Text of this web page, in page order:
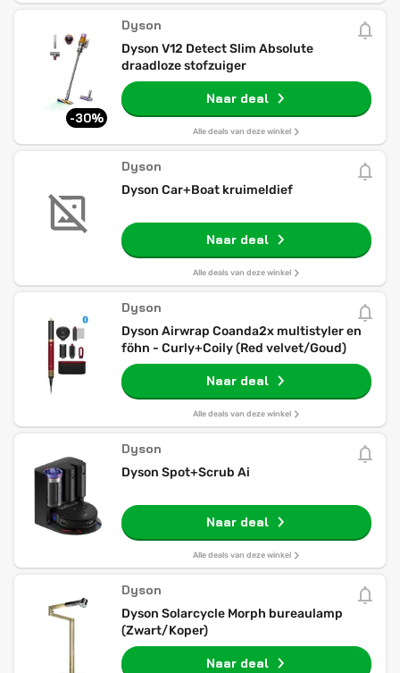
-30%
Dyson
Dyson V12 Detect Slim Absolute
draadloze stofzuiger
Naar deal
Alle deals van deze winkel
Dyson
Dyson Car+Boat kruimeldief
Naar deal
Alle deals van deze winkel
Dyson
Dyson Airwrap Coanda2x multistyler en
föhn - Curly+Coily (Red velvet/Goud)
Naar deal
Alle deals van deze winkel
Dyson
Dyson Spot+Scrub Ai
Naar deal
Alle deals van deze winkel
Dyson
Dyson Solarcycle Morph bureaulamp
(Zwart/Koper)
Naar deal